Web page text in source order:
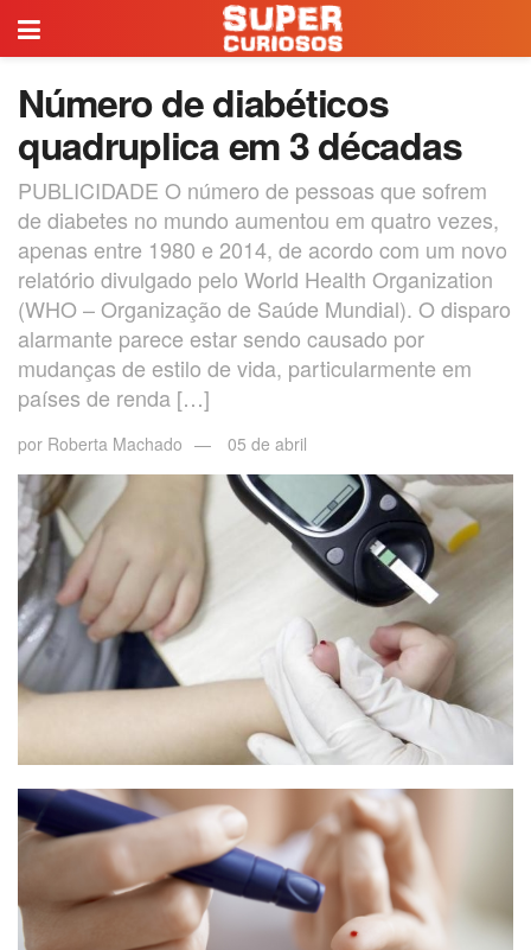
Número de diabéticos
quadruplica em 3 décadas
PUBLICIDADE O número de pessoas que sofrem
de diabetes no mundo aumentou em quatro vezes,
apenas entre 1980 e 2014, de acordo com um novo
relatório divulgado pelo World Health Organization
(WHO – Organização de Saúde Mundial). O disparo
alarmante parece estar sendo causado por
mudanças de estilo de vida, particularmente em
países de renda […]
por Roberta Machado 05 de abril